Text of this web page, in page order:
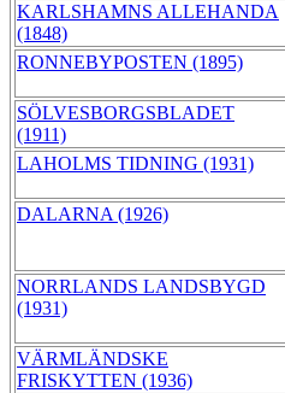
KARLSHAMNS ALLEHANDA
(1848)
RONNEBYPOSTEN (1895)
SÖLVESBORGSBLADET
(1911)
LAHOLMS TIDNING (1931)
DALARNA (1926)
NORRLANDS LANDSBYGD
(1931)
VÄRMLÄNDSKE
FRISKYTTEN (1936)